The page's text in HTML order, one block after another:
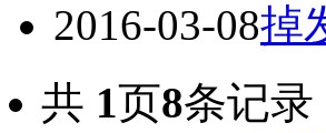
2016-03-08掉
共 1页8条记录